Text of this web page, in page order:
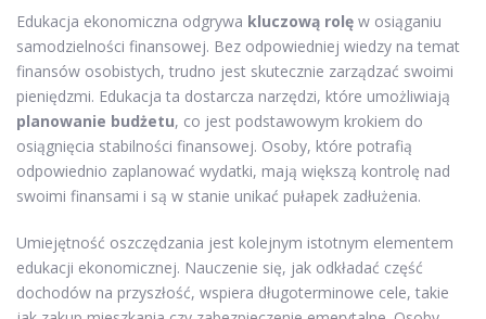
Edukacja ekonomiczna odgrywa kluczową rolę w osiąganiu
samodzielności finansowej. Bez odpowiedniej wiedzy na temat
finansów osobistych, trudno jest skutecznie zarządzać swoimi
pieniędzmi. Edukacja ta dostarcza narzędzi, które umożliwiają
planowanie budżetu, co jest podstawowym krokiem do
osiągnięcia stabilności finansowej. Osoby, które potrafią
odpowiednio zaplanować wydatki, mają większą kontrolę nad
swoimi finansami i są w stanie unikać pułapek zadłużenia.
Umiejętność oszczędzania jest kolejnym istotnym elementem
edukacji ekonomicznej. Nauczenie się, jak odkładać część
dochodów na przyszłość, wspiera długoterminowe cele, takie